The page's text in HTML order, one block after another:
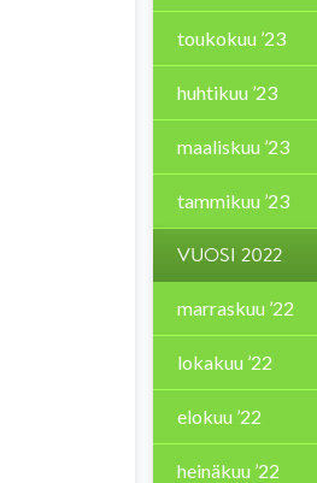
toukokuu ’23
huhtikuu ’23
maaliskuu ’23
tammikuu ’23
VUOSI 2022
marraskuu ’22
lokakuu ’22
elokuu ’22
heinäkuu ’22